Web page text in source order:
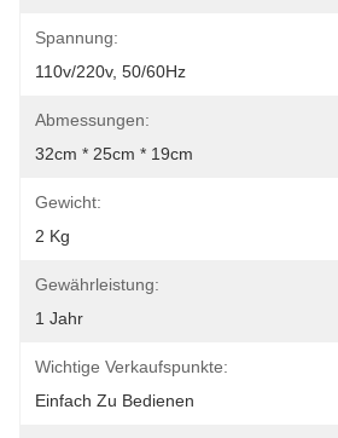
Spannung:
110v/220v, 50/60Hz
Abmessungen:
32cm * 25cm * 19cm
Gewicht:
2 Kg
Gewährleistung:
1 Jahr
Wichtige Verkaufspunkte:
Einfach Zu Bedienen